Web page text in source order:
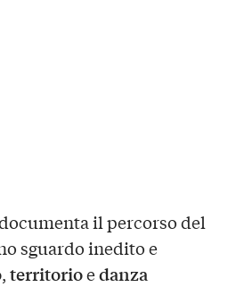
il percorso del
sguardo inedito e
,territorioedanza